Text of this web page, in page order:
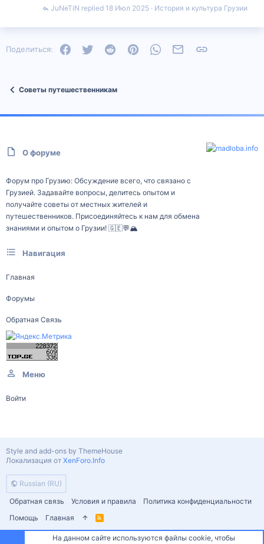
История и культура Грузии
18 Июл 2025
JuNeTiN
Поделиться: FacebookTwitter Reddit PinterestWhatsAppЭлектронная почта
Советы путешественникам
О форуме
Форум про Грузию: Обсуждение всего, что связано с
Грузией. Задавайте вопросы, делитесь опытом и
получайте советы от местных жителей и
путешественников. Присоединяйтесь к нам для обмена
знаниями и опытом о Грузии! 🇬🇪💬🏔️
Навигация
Главная
Форумы
Обратная Связь
Меню
Войти
Russian (RU)
Обратная связь
Условия и правила
Политика конфиденциальности
Помощь
Главная
R
S
Style and add-ons by ThemeHouse
Локализация от XenForo.Info
На данном сайте используются файлы cookie, чтобы